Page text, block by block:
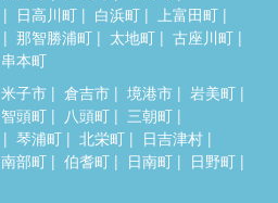
日高川町 白浜町
上富田町
那智勝浦町 太地町
古座川町
串本町
米子市 倉吉市 境港市
岩美町
智頭町 八頭町
三朝町
琴浦町 北栄町
日吉津村
南部町 伯耆町 日南町
日野町